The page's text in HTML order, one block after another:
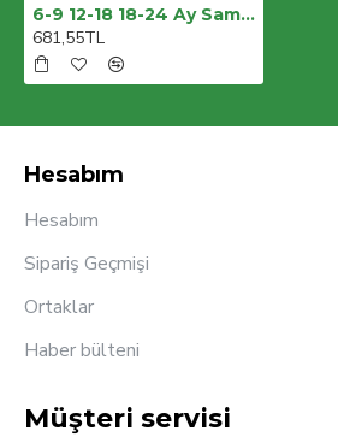
6-9 12-18 18-24 Ay Samanyolu Yıldızlar Baskılı Uzun Kollu Sweat Şapkalı 3lü Kız Erkek Bebek Takımı
681,55TL
Hesabım
Hesabım
Sipariş Geçmişi
Ortaklar
Haber bülteni
Müşteri servisi